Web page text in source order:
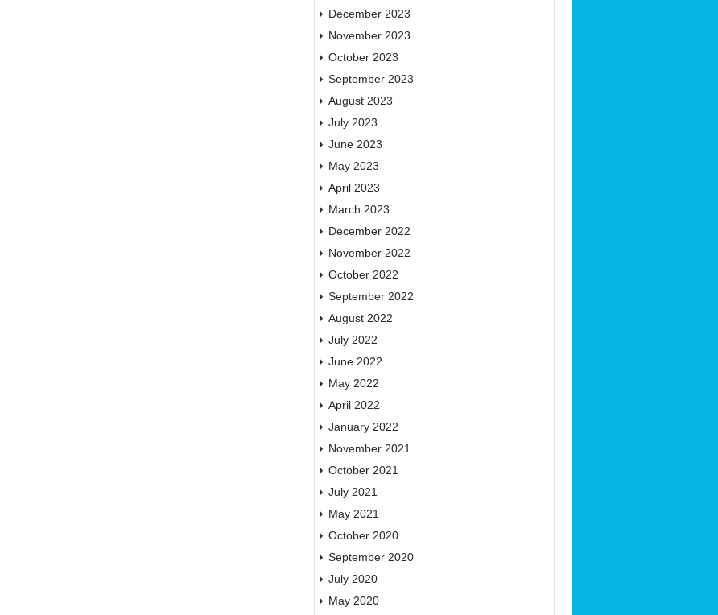
December 2023
November 2023
October 2023
September 2023
August 2023
July 2023
June 2023
May 2023
April 2023
March 2023
December 2022
November 2022
October 2022
September 2022
August 2022
July 2022
June 2022
May 2022
April 2022
January 2022
November 2021
October 2021
July 2021
May 2021
October 2020
September 2020
July 2020
May 2020